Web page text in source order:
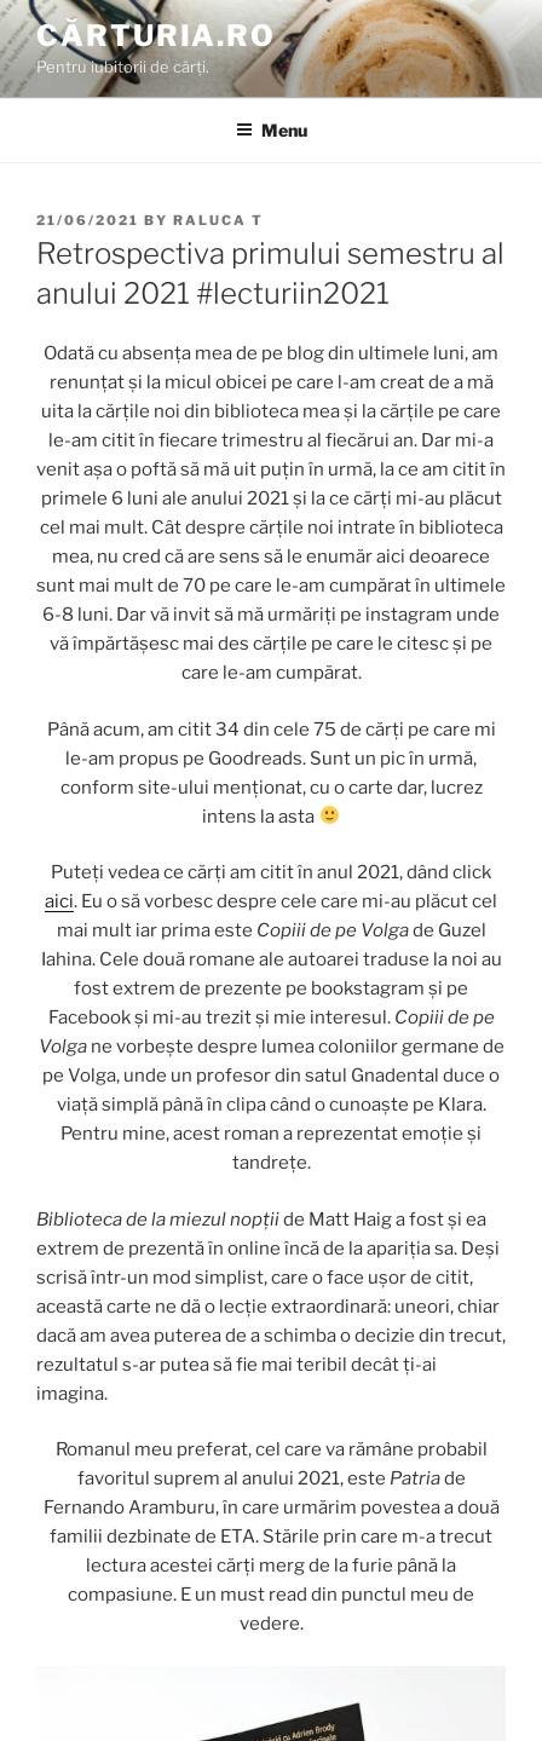
Skip
to
content
CĂRTURIA.RO
Pentru iubitorii de cărți.
Menu
POSTED
ON
21/06/2021 BY RALUCA T
Retrospectiva primului semestru al
anului 2021 #lecturiin2021
Odată cu absența mea de pe blog din ultimele luni, am
renunțat și la micul obicei pe care l-am creat de a mă
uita la cărțile noi din biblioteca mea și la cărțile pe care
le-am citit în fiecare trimestru al fiecărui an. Dar mi-a
venit așa o poftă să mă uit puțin în urmă, la ce am citit în
primele 6 luni ale anului 2021 și la ce cărți mi-au plăcut
cel mai mult. Cât despre cărțile noi intrate în biblioteca
mea, nu cred că are sens să le enumăr aici deoarece
sunt mai mult de 70 pe care le-am cumpărat în ultimele
6-8 luni. Dar vă invit să mă urmăriți pe instagram unde
vă împărtășesc mai des cărțile pe care le citesc și pe
care le-am cumpărat.
Până acum, am citit 34 din cele 75 de cărți pe care mi
le-am propus pe Goodreads. Sunt un pic în urmă,
conform site-ului menționat, cu o carte dar, lucrez
intens la asta
Puteți vedea ce cărți am citit în anul 2021, dând click
aici. Eu o să vorbesc despre cele care mi-au plăcut cel
mai mult iar prima este Copiii de pe Volgade Guzel
Iahina. Cele două romane ale autoarei traduse la noi au
fost extrem de prezente pe bookstagram și pe
Facebook și mi-au trezit și mie interesul. Copiii de pe
Volgane vorbește despre lumea coloniilor germane de
pe Volga, unde un profesor din satul Gnadental duce o
viață simplă până în clipa când o cunoaște pe Klara.
Pentru mine, acest roman a reprezentat emoție și
tandrețe.
Biblioteca de la miezul nopțiide Matt Haig a fost și ea
extrem de prezentă în online încă de la apariția sa. Deși
scrisă într-un mod simplist, care o face ușor de citit,
această carte ne dă o lecție extraordinară: uneori, chiar
dacă am avea puterea de a schimba o decizie din trecut,
rezultatul s-ar putea să fie mai teribil decât ți-ai
imagina.
Romanul meu preferat, cel care va rămâne probabil
favoritul suprem al anului 2021, este Patriade
Fernando Aramburu, în care urmărim povestea a două
familii dezbinate de ETA. Stările prin care m-a trecut
lectura acestei cărți merg de la furie până la
compasiune. E un must read din punctul meu de
vedere.